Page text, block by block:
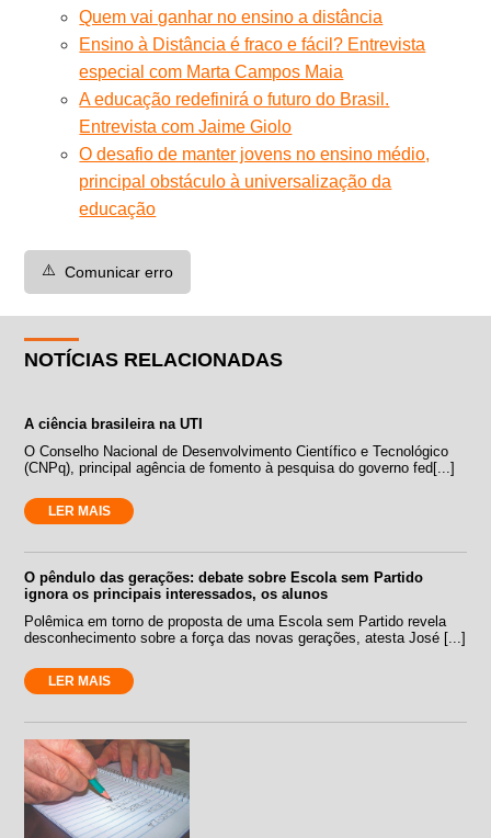
Quem vai ganhar no ensino a distância
Ensino à Distância é fraco e fácil? Entrevista
especial com Marta Campos Maia
A educação redefinirá o futuro do Brasil.
Entrevista com Jaime Giolo
O desafio de manter jovens no ensino médio,
principal obstáculo à universalização da
educação
⚠️ Comunicar erro
NOTÍCIAS RELACIONADAS
A ciência brasileira na UTI
O Conselho Nacional de Desenvolvimento Científico e Tecnológico
(CNPq), principal agência de fomento à pesquisa do governo fed[...]
LER MAIS
O pêndulo das gerações: debate sobre Escola sem Partido
ignora os principais interessados, os alunos
Polêmica em torno de proposta de uma Escola sem Partido revela
desconhecimento sobre a força das novas gerações, atesta José [...]
LER MAIS